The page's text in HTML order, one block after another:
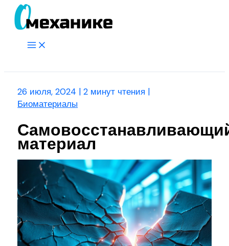
Перейти
Main
26 июля, 2024 |2 минут чтения |
Биоматериалы
материал